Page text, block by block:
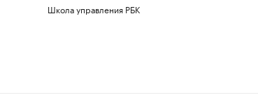
Школа управления РБК